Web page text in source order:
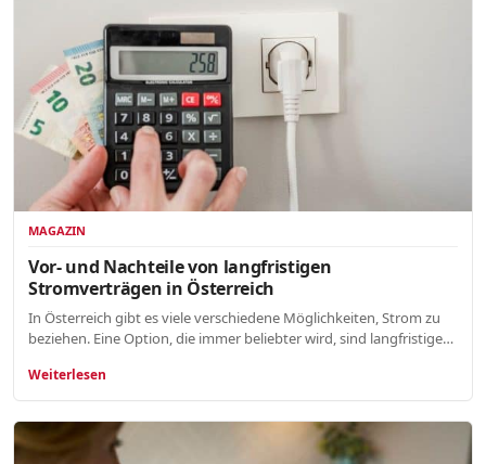
MAGAZIN
Vor- und Nachteile von langfristigen
Stromverträgen in Österreich
In Österreich gibt es viele verschiedene Möglichkeiten, Strom zu
beziehen. Eine Option, die immer beliebter wird, sind langfristige…
Weiterlesen